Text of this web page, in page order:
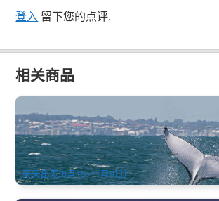
登入 留下您的点评.
相关商品
西澳珀斯 | 赏鲸船体验 (Whale Watching
Australia)
514 已预订
AUD $92.00 $ 95.00
天天出发(8月15~11月9日)